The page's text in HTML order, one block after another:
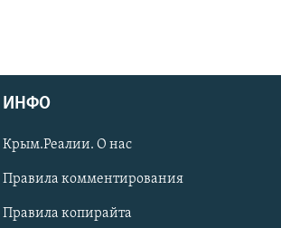
ИНФО
Крым.Реалии. О нас
Правила комментирования
Правила копирайта